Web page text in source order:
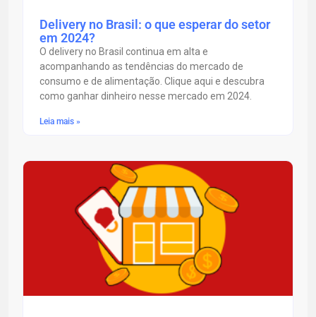
Delivery no Brasil: o que esperar do setor
em 2024?
O delivery no Brasil continua em alta e
acompanhando as tendências do mercado de
consumo e de alimentação. Clique aqui e descubra
como ganhar dinheiro nesse mercado em 2024.
Leia mais »